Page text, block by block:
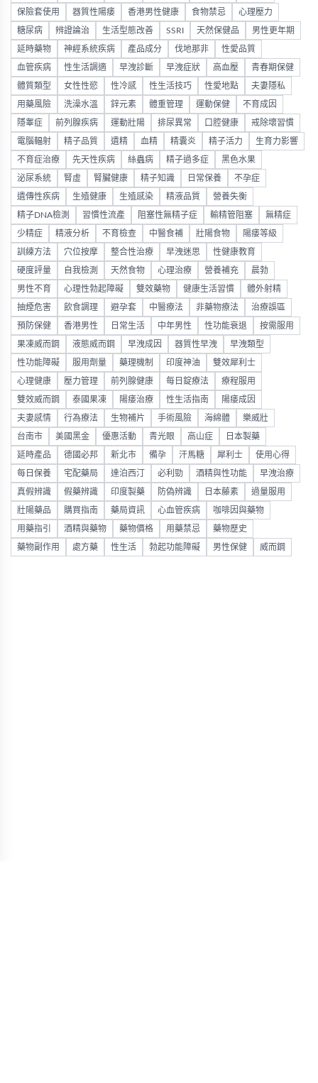
保險套使用 器質性陽痿 香港男性健康 食物禁忌 心理壓力
糖尿病 辨證論治 生活型態改善 SSRI 天然保健品 男性更年期
延時藥物 神經系統疾病 產品成分 伐地那非 性愛品質
血管疾病 性生活調適 早洩診斷 早洩症狀 高血壓 青春期保健
體質類型 女性性慾 性冷感 性生活技巧 性愛地點 夫妻隱私
用藥風險 洗澡水溫 鋅元素 體重管理 運動保健 不育成因
隱睾症 前列腺疾病 運動壯陽 排尿異常 口腔健康 戒除壞習慣
電腦輻射 精子品質 遺精 血精 精囊炎 精子活力 生育力影響
不育症治療 先天性疾病 絲蟲病 精子過多症 黑色水果
泌尿系統 腎虛 腎臟健康 精子知識 日常保養 不孕症
遺傳性疾病 生殖健康 生殖感染 精液品質 營養失衡
精子DNA檢測 習慣性流產 阻塞性無精子症 輸精管阻塞 無精症
少精症 精液分析 不育檢查 中醫食補 壯陽食物 陽痿等級
訓練方法 穴位按摩 整合性治療 早洩迷思 性健康教育
硬度評量 自我檢測 天然食物 心理治療 營養補充 晨勃
男性不育 心理性勃起障礙 雙效藥物 健康生活習慣 體外射精
抽煙危害 飲食調理 避孕套 中醫療法 非藥物療法 治療誤區
預防保健 香港男性 日常生活 中年男性 性功能衰退 按需服用
果凍威而鋼 液態威而鋼 早洩成因 器質性早洩 早洩類型
性功能障礙 服用劑量 藥理機制 印度神油 雙效犀利士
心理健康 壓力管理 前列腺健康 每日錠療法 療程服用
雙效威而鋼 泰國果凍 陽痿治療 性生活指南 陽痿成因
夫妻感情 行為療法 生物補片 手術風險 海綿體 樂威壯
台南市 美國黑金 優惠活動 青光眼 高山症 日本製藥
延時產品 德國必邦 新北市 備孕 汗馬糖 犀利士 使用心得
每日保養 宅配藥局 達泊西汀 必利勁 酒精與性功能 早洩治療
真假辨識 假藥辨識 印度製藥 防偽辨識 日本藤素 過量服用
壯陽藥品 購買指南 藥局資訊 心血管疾病 咖啡因與藥物
用藥指引 酒精與藥物 藥物價格 用藥禁忌 藥物歷史
藥物副作用 處方藥 性生活 勃起功能障礙 男性保健 威而鋼